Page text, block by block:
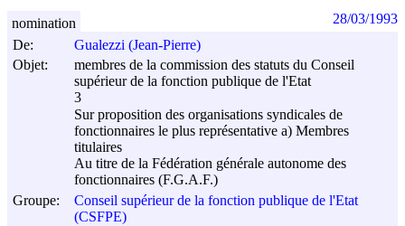
De:
Gualezzi (Jean-Pierre)
Objet:
membres de la commission des statuts du Conseil
supérieur de la fonction publique de l'Etat
3
Sur proposition des organisations syndicales de
fonctionnaires le plus représentative a) Membres
titulaires
Au titre de la Fédération générale autonome des
fonctionnaires (F.G.A.F.)
Groupe:
Conseil supérieur de la fonction publique de l'Etat
(CSFPE)
nomination 28/03/1993